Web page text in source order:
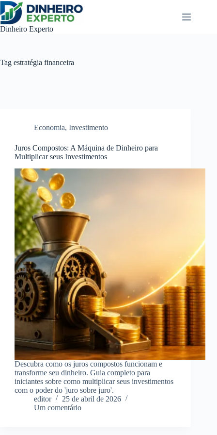
Pular
para
o
conteúdo
Dinheiro Experto
Tag estratégia financeira
Economia, Investimento
Juros Compostos: A Máquina de Dinheiro para
Multiplicar seus Investimentos
Descubra como os juros compostos funcionam e
transforme seu dinheiro. Guia completo para
iniciantes sobre como multiplicar seus investimentos
com o poder do 'juro sobre juro'.
editor
25 de abril de 2026
Um comentário